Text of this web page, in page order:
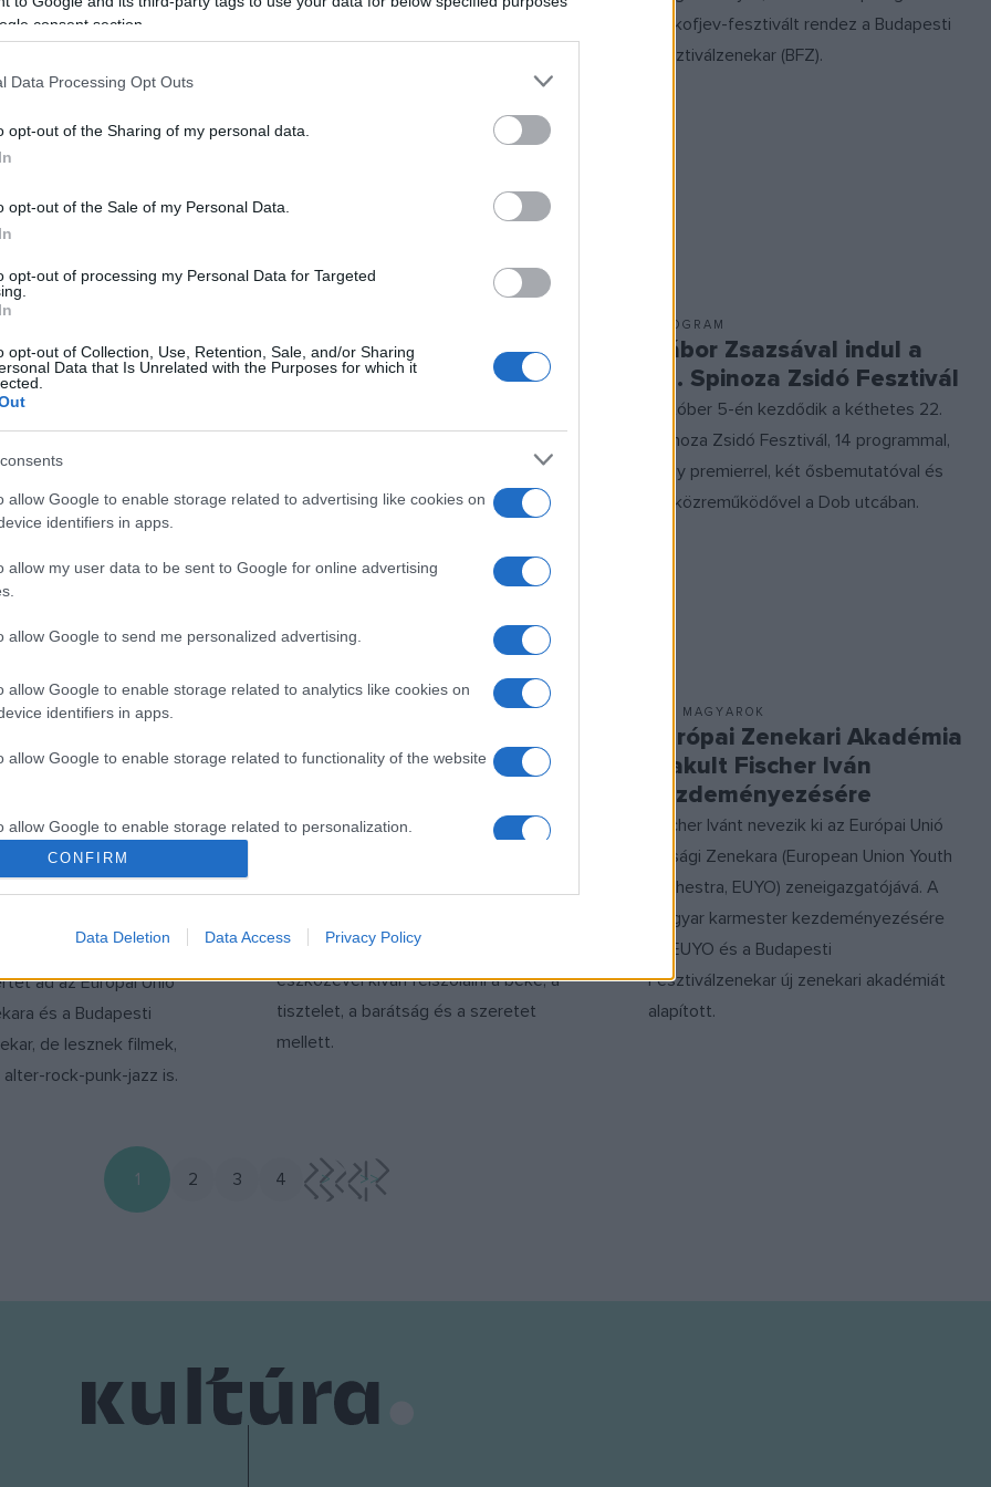
consent section.
Data Processing Opt Outs
opt-out of the Sharing of my personal data.
opt-out of the Sale of my Personal Data.
opt-out of processing my Personal Data for Targeted
opt-out of Collection, Use, Retention, Sale, and/or Sharing
Data that Is Unrelated with the Purposes for which it
allow Google to enable storage related to advertising like cookies on
identifiers in apps.
allow my user data to be sent to Google for online advertising
allow Google to send me personalized advertising.
allow Google to enable storage related to analytics like cookies on
identifiers in apps.
allow Google to enable storage related to functionality of the website
allow Google to enable storage related to personalization.
allow Google to enable storage related to security, including
CONFIRM
Data Deletion Data Access Privacy Policy
tematikus
nőcsábász archetípusának
irodalmi est,
segítségével szeptember
közönségnek
A Budapesti Fesztiválzenekar
zeneigazgatója szerint a gyermek- és
ifjúsági programok közönsége később
bérletes hallgatóként tér vissza, így nincs
Prokofjev-fesztivált rendez a Budapesti
Fesztiválzenekar (BFZ).
án történt
hogy a film jó-e vagy
legyen benne” –
mestere, Federico
aki 1920-ban ezen a
és akinek többek
az Amarcord, Az
és A nők városa
köszönhetjük.
Ezt az érzékenységet
matekpéldával nem lehet
Demel Eszter zenepedagógus,
túlmutatnak a szolfézsanyagon és a
kapcsolódásban és a zene örömében
PROGRAM
Gábor Zsazsával indul a
22. Spinoza Zsidó Fesztivál
Október 5-én kezdődik a kéthetes 22.
Spinoza Zsidó Fesztivál, 14 programmal,
négy premierrel, két ősbemutatóval és
84 közreműködővel a Dob utcában.
Brüsszel
kezdődik a Müpa és a
közös
Hidak, amelynek
idén Belgium lesz.
előadója, több
ad az Európai Unió
és a Budapesti
de lesznek filmek,
rock-punk-jazz is.
koncertet a
Fischer Iván és a Budapesti
elnevezésű hangverseny a zene
eszközével kíván felszólalni a béke, a
tisztelet, a barátság és a szeretet
mellett.
MI, MAGYAROK
Európai Zenekari Akadémia
alakult Fischer Iván
kezdeményezésére
Fischer Ivánt nevezik ki az Európai Unió
Ifjúsági Zenekara (European Union Youth
Orchestra, EUYO) zeneigazgatójává. A
magyar karmester kezdeményezésére
az EUYO és a Budapesti
Fesztiválzenekar új zenekari akadémiát
alapított.
1 2 3 4 > >>